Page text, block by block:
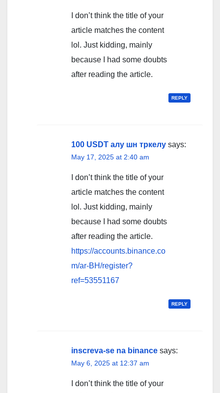
I don’t think the title of your
article matches the content
lol. Just kidding, mainly
because I had some doubts
after reading the article.
REPLY
100 USDT алу шн тркелу says:
May 17, 2025 at 2:40 am
I don’t think the title of your
article matches the content
lol. Just kidding, mainly
because I had some doubts
after reading the article.
https://accounts.binance.co
m/ar-BH/register?
ref=53551167
REPLY
inscreva-se na binance says:
May 6, 2025 at 12:37 am
I don’t think the title of your